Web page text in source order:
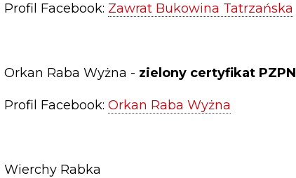
Profil Facebook: Zawrat Bukowina Tatrzańska
Orkan Raba Wyżna - zielony certyfikat PZPN
Profil Facebook: Orkan Raba Wyżna
Wierchy Rabka